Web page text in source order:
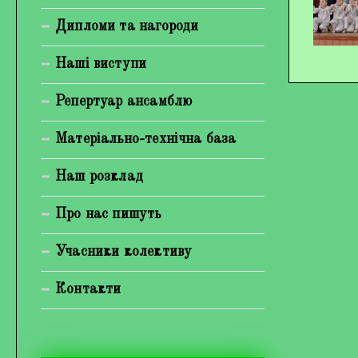
Богуненко Денис Олександрович
Гірієнко Ірина Михайлівна
Відеогалерея
Фотогалерея
Дипломи та нагороди
Наші виступи
Репертуар ансамблю
Матеріально-технічна база
Наш розклад
Про нас пишуть
Учасники колективу
Контакти